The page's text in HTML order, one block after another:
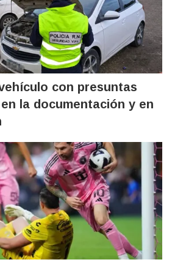
con presuntas
la documentación y en